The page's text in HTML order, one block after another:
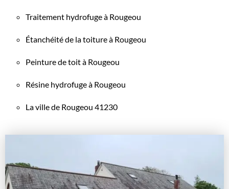
Traitement hydrofuge à Rougeou
Étanchéité de la toiture à Rougeou
Peinture de toit à Rougeou
Résine hydrofuge à Rougeou
La ville de Rougeou 41230